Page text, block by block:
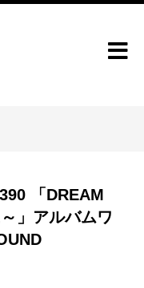
「DREAM
」アルバムワ